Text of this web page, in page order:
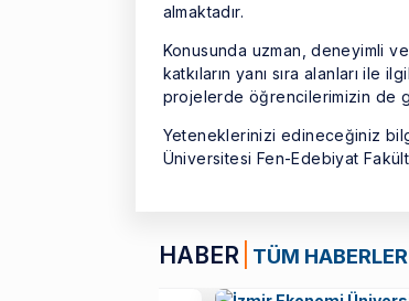
almaktadır.
Konusunda uzman, deneyimli
katkıların yanı sıra alanları ile
projelerde öğrencilerimizin de
Yeteneklerinizi edineceğiniz
Üniversitesi Fen-Edebiyat
HABER TÜM HABERLER